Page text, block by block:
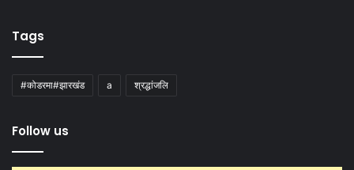
Tags
#कोडरमा#झारखंड a श्रद्धांजलि
Follow us